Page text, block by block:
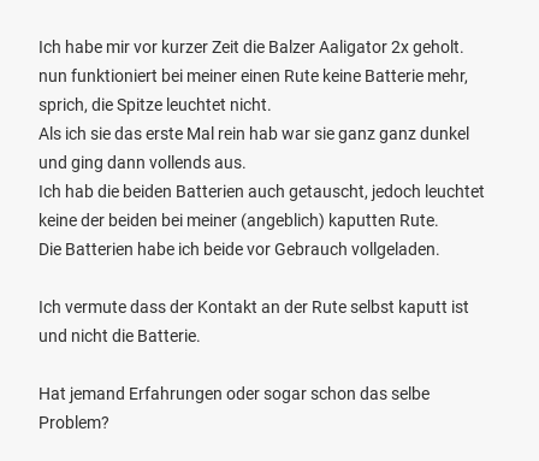
Ich habe mir vor kurzer Zeit die Balzer Aaligator 2x geholt.
nun funktioniert bei meiner einen Rute keine Batterie mehr,
sprich, die Spitze leuchtet nicht.
Als ich sie das erste Mal rein hab war sie ganz ganz dunkel
und ging dann vollends aus.
Ich hab die beiden Batterien auch getauscht, jedoch leuchtet
keine der beiden bei meiner (angeblich) kaputten Rute.
Die Batterien habe ich beide vor Gebrauch vollgeladen.
Ich vermute dass der Kontakt an der Rute selbst kaputt ist
und nicht die Batterie.
Hat jemand Erfahrungen oder sogar schon das selbe
Problem?